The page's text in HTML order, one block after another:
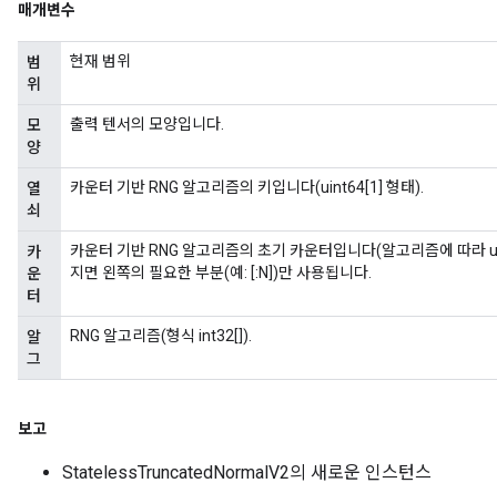
매개변수
범
위
현재 범위
모
양
출력 텐서의 모양입니다.
열
쇠
카운터 기반 RNG 알고리즘의 키입니다(uint64[1] 형태).
카
운
터
카운터 기반 RNG 알고리즘의 초기 카운터입니다(알고리즘에 따
지면 왼쪽의 필요한 부분(예: [:N])만 사용됩니다.
알
그
RNG 알고리즘(형식 int32[]).
보고
StatelessTruncatedNormalV2의 새로운 인스턴스